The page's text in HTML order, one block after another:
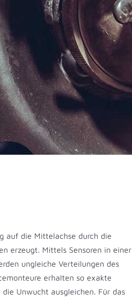
auf die Mittelachse durch die
erzeugt. Mittels Sensoren in einer
ungleiche Verteilungen des
erhalten so exakte
Unwucht ausgleichen. Für das